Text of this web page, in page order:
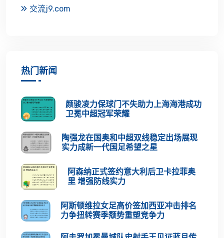
交流j9.com
热门新闻
颜骏凌力保球门不失助力上海海港成功
卫冕中超冠军荣耀
陶强龙在国奥和中超双线稳定出场展现
实力成新一代国足希望之星
阿森纳正式签约意大利后卫卡拉菲奥
里 增强防线实力
阿斯顿维拉女足高价签加西亚冲击排名
力争扭转赛季颓势重塑竞争力